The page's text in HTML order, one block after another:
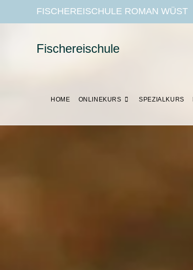
FISCHEREISCHULE ROMAN WÜST
Fischereischule
HOME ONLINEKURS SPEZIALKURS